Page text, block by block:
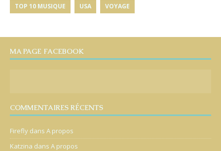
TOP 10 MUSIQUE USA VOYAGE
MA PAGE FACEBOOK
COMMENTAIRES RÉCENTS
Firefly dans A propos
Katzina dans A propos